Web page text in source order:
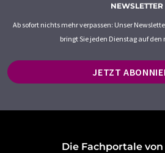
NEWSLETTER
Ab sofort nichts mehr verpassen: Unser
bringt Sie jeden Dienstag auf den
JETZT
Die Fachportale von